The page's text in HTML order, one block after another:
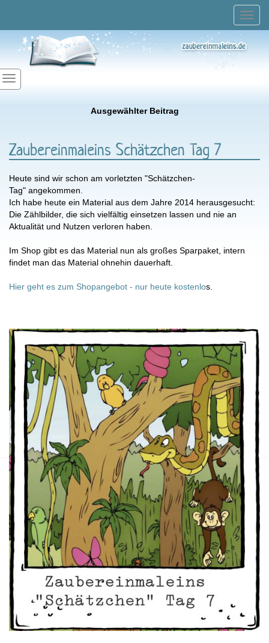
Ausgewählter Beitrag
Zaubereinmaleins Schätzchen Tag 7
Heute sind wir schon am vorletzten "Schätzchen-
Tag" angekommen.
Ich habe heute ein Material aus dem Jahre 2014 herausgesucht:
Die Zählbilder, die sich vielfältig einsetzen lassen und nie an
Aktualität und Nutzen verloren haben.
Im Shop gibt es das Material nun als großes Sparpaket, intern
findet man das Material ohnehin dauerhaft.
Hier geht es zum Shopangebot - nur heute kostenlos.